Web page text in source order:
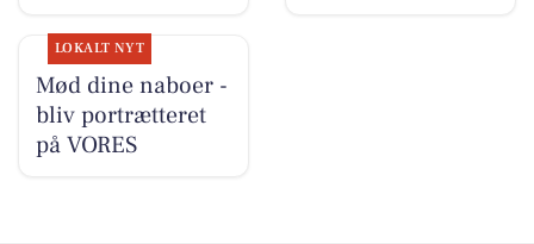
LOKALT NYT
Mød dine naboer -
bliv portrætteret
på VORES